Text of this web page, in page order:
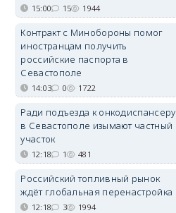
15:00 15 1944
Контракт с Минобороны помог
иностранцам получить
российские паспорта в
Севастополе
14:03 0 1722
Ради подъезда к онкодиспансеру
в Севастополе изымают частный
участок
12:18 1 481
Российский топливный рынок
ждёт глобальная перенастройка
12:18 3 1994